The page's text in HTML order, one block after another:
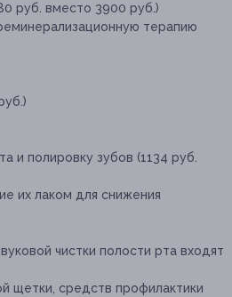
руб. вместо 3900 руб.)
терапию
и полировку зубов (1134 руб.
их лаком для снижения
чистки полости рта входят
щетки, средств профилактики